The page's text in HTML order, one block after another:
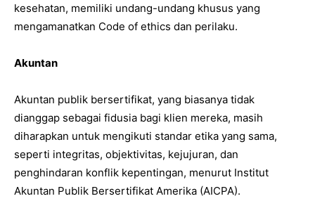
kesehatan, memiliki undang-undang khusus yang
mengamanatkan Code of ethics dan perilaku.
Akuntan
Akuntan publik bersertifikat, yang biasanya tidak
dianggap sebagai fidusia bagi klien mereka, masih
diharapkan untuk mengikuti standar etika yang sama,
seperti integritas, objektivitas, kejujuran, dan
penghindaran konflik kepentingan, menurut Institut
Akuntan Publik Bersertifikat Amerika (AICPA).